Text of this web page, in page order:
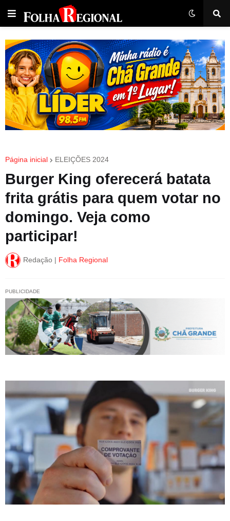
Página inicial ELEIÇÕES 2024
Burger King oferecerá batata
frita grátis para quem votar no
domingo. Veja como
participar!
Redação | Folha Regional
PUBLICIDADE